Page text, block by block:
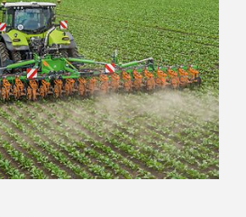
adicional posible,
escardadoras
para trabajar en la